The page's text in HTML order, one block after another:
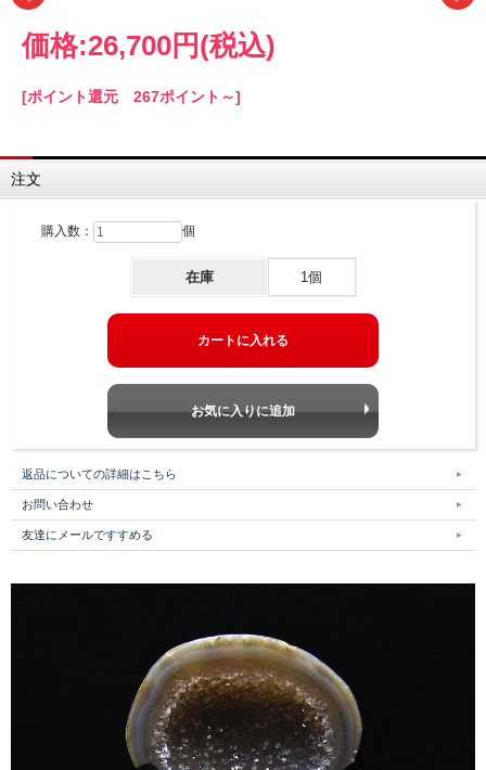
価格:26,700円 (税込)
[ポイント還元 267ポイント～]
注文
購入数： 個
在庫 1個
返品についての詳細はこちら
お問い合わせ
友達にメールですすめる